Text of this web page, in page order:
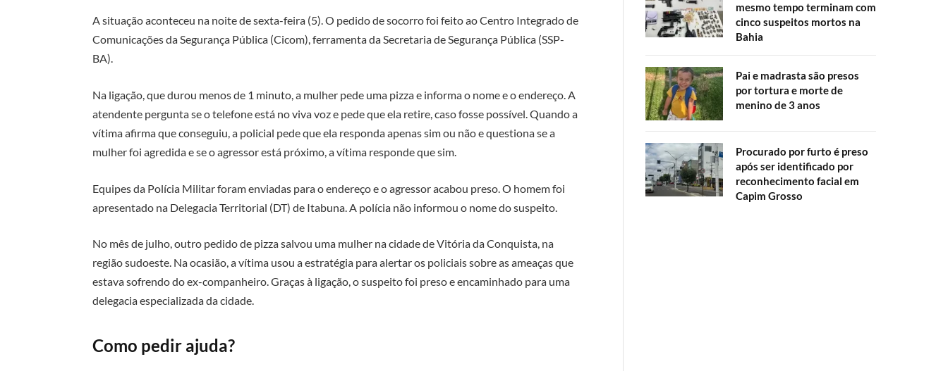
A situação aconteceu na noite de sexta-feira (5). O pedido de socorro foi feito ao Centro Integrado de
Comunicações da Segurança Pública (Cicom), ferramenta da Secretaria de Segurança Pública (SSP-
BA).
Na ligação, que durou menos de 1 minuto, a mulher pede uma pizza e informa o nome e o endereço. A
atendente pergunta se o telefone está no viva voz e pede que ela retire, caso fosse possível. Quando a
vítima afirma que conseguiu, a policial pede que ela responda apenas sim ou não e questiona se a
mulher foi agredida e se o agressor está próximo, a vítima responde que sim.
Equipes da Polícia Militar foram enviadas para o endereço e o agressor acabou preso. O homem foi
apresentado na Delegacia Territorial (DT) de Itabuna. A polícia não informou o nome do suspeito.
No mês de julho, outro pedido de pizza salvou uma mulher na cidade de Vitória da Conquista, na
região sudoeste. Na ocasião, a vítima usou a estratégia para alertar os policiais sobre as ameaças que
estava sofrendo do ex-companheiro. Graças à ligação, o suspeito foi preso e encaminhado para uma
delegacia especializada da cidade.
Como pedir ajuda?
mesmo tempo terminam com
cinco suspeitos mortos na
Bahia
Pai e madrasta são presos
por tortura e morte de
menino de 3 anos
Procurado por furto é preso
após ser identificado por
reconhecimento facial em
Capim Grosso